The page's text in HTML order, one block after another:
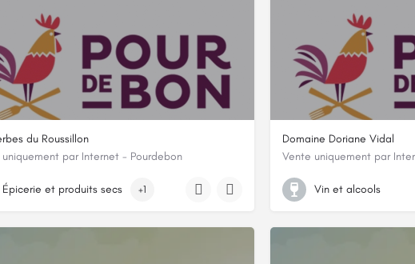
du Roussillon
par Internet - Pourdebon
du Pas de l'Arbre Blanc, 66700, Argelès-sur-Mer, Pyrénées-Orientales
Épicerie et produits secs +1
Domaine Doriane Vidal
Vente uniquement par
Lieu-dit Vespeille, 66600,
Vin et alcools